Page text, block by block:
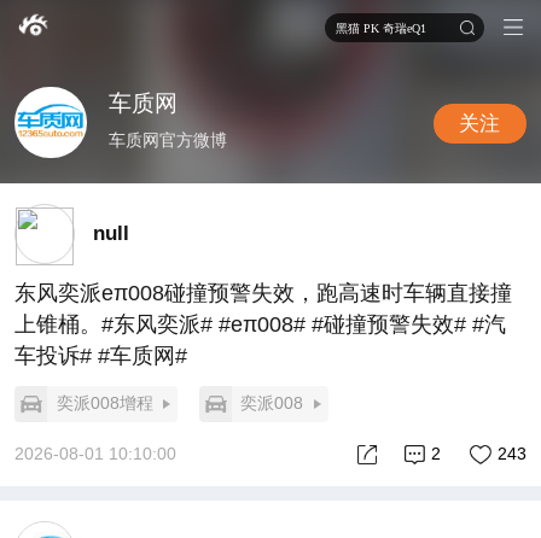
黑猫 PK 奇瑞eQ1
车质网
车质网官方微博
关注
null
东风奕派eπ008碰撞预警失效，跑高速时车辆直接撞
上锥桶。#东风奕派# #eπ008# #碰撞预警失效# #汽
车投诉# #车质网#
奕派008增程 奕派008
2026-08-01 10:10:00 243
2